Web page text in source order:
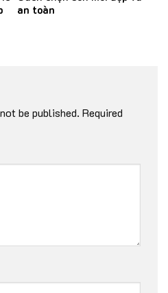
an toàn
be published. Required